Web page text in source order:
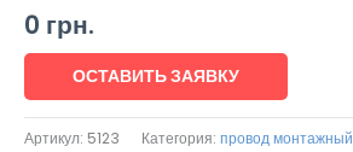
0 грн.
ОСТАВИТЬ ЗАЯВКУ
Артикул: 5123 Категория: провод монтажный